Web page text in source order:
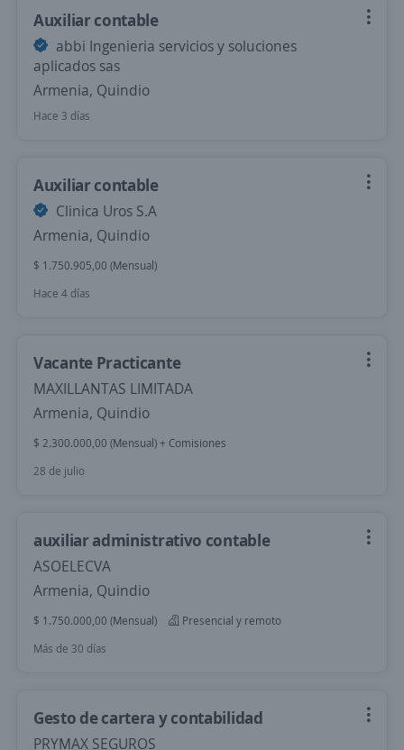
Auxiliar contable
abbi Ingenieria servicios y soluciones
aplicados sas
Armenia, Quindio
Hace 3 días
Auxiliar contable
Clinica Uros S.A
Armenia, Quindio
$ 1.750.905,00 (Mensual)
Hace 4 días
Vacante Practicante
MAXILLANTAS LIMITADA
Armenia, Quindio
$ 2.300.000,00 (Mensual) + Comisiones
28 de julio
auxiliar administrativo contable
ASOELECVA
Armenia, Quindio
$ 1.750.000,00 (Mensual)
Presencial y remoto
Más de 30 días
Gesto de cartera y contabilidad
PRYMAX SEGUROS